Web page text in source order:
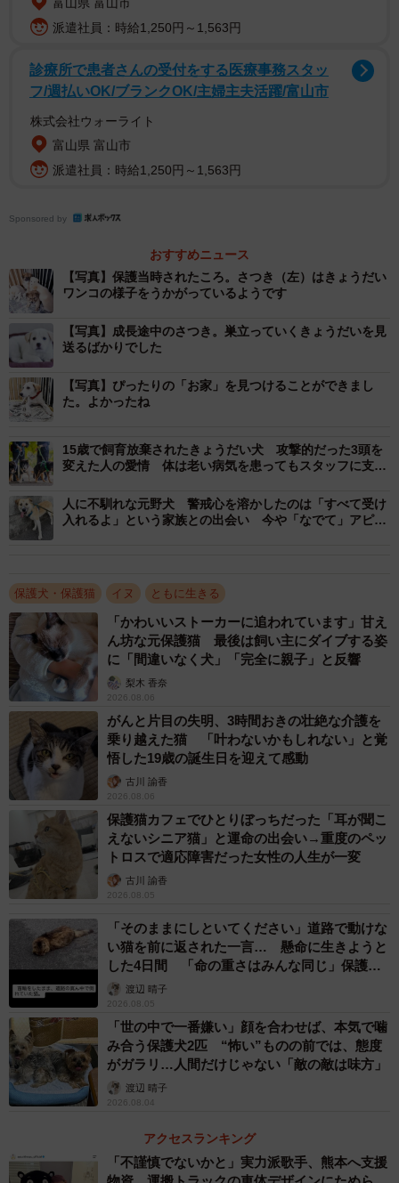
共通するのは怖がりな性格でしたが、1匹また1匹と「迎え
した。
穏やかで優しい性格でも人間がいるとガチガチ
に…
そんな中、きょうだいの中でも最も穏やかで優しいさつき
成長途中のさつき。巣立っていくきょうだいの後ろ姿を見るばかりでし
た
ンコの前であれば本来の優しい性格を見せてくれる一方、
人間が近くにいるとガチガチになってしまいます。
複数回参加した譲渡会でも、多くの来場者を前に伏目がち
になってしまうことから「迎え入れたい」という申し出が
なかなかなく、「迎え入れたい」という人が現れてもうま
くいかず、きょうだいの幸せを見送る日々を送っていまし
た。
スタッフも「こんなに美人で優しく、お利口さんのさつき
だけど、どうもその魅力は、里親希望者さんに伝わりにく
い」と残念に思っていました。
保護から4カ月ほどが経った頃、「さつきを迎え入れたい」
という里親希望者さんの申し出がありました。実はこの方
は当初より、家族全員でさつきを気にかけてくれていた心
優しい人。さつきが人前では素直な自分を出せないことも
全て承知の上での申し出でした。
果たしてさつきは、この家でトライアルを実施することに
この家の子じゃない！」と遠吠えしたりと拒否反応。エサ
を与えても口にしません。
富山県 富山市
派遣社員：時給1,250円～1,563円
診療所で患者さんの受付をする医療事務スタッ
フ/週払いOK/ブランクOK/主婦主夫活躍/富山市
株式会社ウォーライト
富山県 富山市
派遣社員：時給1,250円～1,563円
Sponsored by
おすすめニュース
【写真】保護当時されたころ。さつき（左）はきょうだい
ワンコの様子をうかがっているようです
【写真】成長途中のさつき。巣立っていくきょうだいを見
送るばかりでした
【写真】ぴったりの「お家」を見つけることができまし
た。よかったね
15歳で飼育放棄されたきょうだい犬 攻撃的だった3頭を
変えた人の愛情 体は老い病気を患ってもスタッフに支え
人に不馴れな元野犬 警戒心を溶かしたのは「すべて受け
入れるよ」という家族との出会い 今や「なでて」アピー
保護犬・保護猫 イヌ ともに生きる
「かわいいストーカーに追われています」甘え
ん坊な元保護猫 最後は飼い主にダイブする姿
に「間違いなく犬」「完全に親子」と反響
梨木 香奈
2026.08.06
がんと片目の失明、3時間おきの壮絶な介護を
乗り越えた猫 「叶わないかもしれない」と覚
悟した19歳の誕生日を迎えて感動
古川 諭香
2026.08.06
保護猫カフェでひとりぼっちだった「耳が聞こ
えないシニア猫」と運命の出会い→重度のペッ
トロスで適応障害だった女性の人生が一変
古川 諭香
2026.08.05
「そのままにしといてください」道路で動けな
い猫を前に返された一言… 懸命に生きようと
した4日間 「命の重さはみんな同じ」保護団
体代表の訴え
渡辺 晴子
2026.08.05
「世の中で一番嫌い」顔を合わせば、本気で噛
み合う保護犬2匹 “怖い”ものの前では、態度
がガラリ…人間だけじゃない「敵の敵は味方」
渡辺 晴子
2026.08.04
アクセスランキング
「不謹慎でないかと」実力派歌手、熊本へ支援